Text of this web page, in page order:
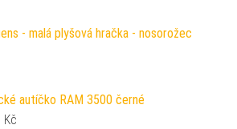
- malá plyšová hračka - nosorožec
autíčko RAM 3500 černé
Kč